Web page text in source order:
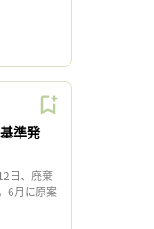
準発
日、廃棄
6月に原案